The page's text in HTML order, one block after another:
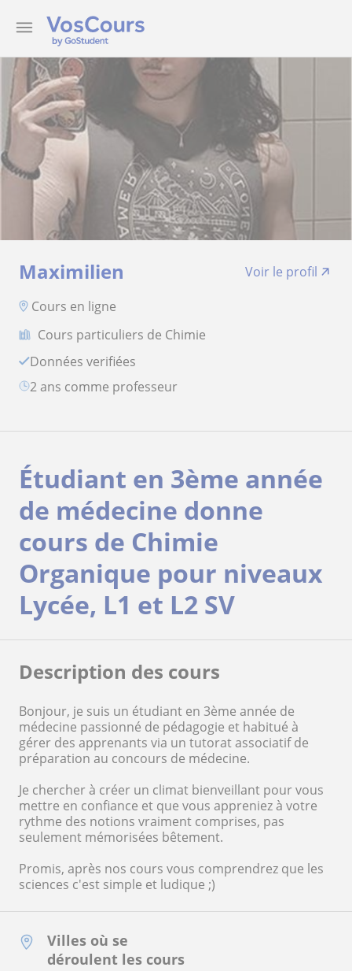
Maximilien
Voir le profil
Cours en ligne
Cours particuliers de Chimie
Données verifiées
2 ans comme professeur
Villes où se
déroulent les cours
Étudiant en 3ème année
de médecine donne
cours de Chimie
Organique pour niveaux
Lycée, L1 et L2 SV
Description des cours
Bonjour, je suis un étudiant en 3ème année de
médecine passionné de pédagogie et habitué à
gérer des apprenants via un tutorat associatif de
préparation au concours de médecine.
Je chercher à créer un climat bienveillant pour vous
mettre en confiance et que vous appreniez à votre
rythme des notions vraiment comprises, pas
seulement mémorisées bêtement.
Promis, après nos cours vous comprendrez que les
sciences c'est simple et ludique ;)